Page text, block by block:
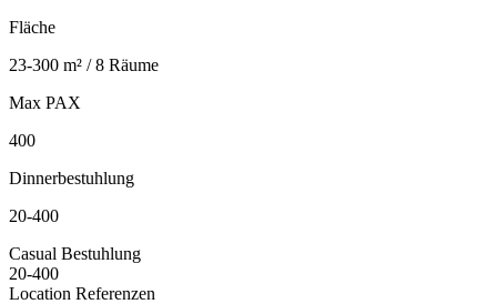
Fläche
23-300 m² / 8 Räume
Max PAX
400
Dinnerbestuhlung
20-400
Casual Bestuhlung
20-400
Location Referenzen